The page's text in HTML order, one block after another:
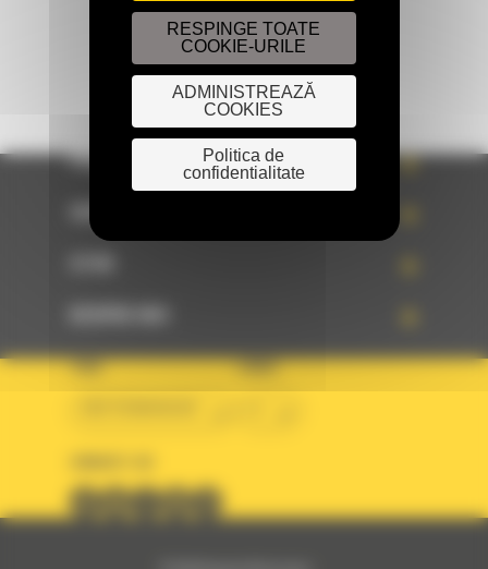
PRODUSE
TARA LIMBA
RESPINGE TOATE
COOKIE-URILE
ADMINISTREAZĂ
COOKIES
Politica de
confidentialitate